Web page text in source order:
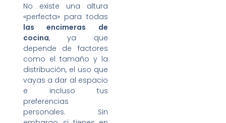
No existe una altura
«perfecta» para todas
las encimeras de
cocina, ya que
depende de factores
como el tamaño y la
distribución, el uso que
vayas a dar al espacio
e incluso tus
preferencias
personales. Sin